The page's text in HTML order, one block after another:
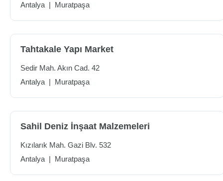
Antalya | Muratpaşa
Tahtakale Yapı Market
Sedir Mah. Akın Cad. 42
Antalya | Muratpaşa
Sahil Deniz İnşaat Malzemeleri
Kızılarık Mah. Gazi Blv. 532
Antalya | Muratpaşa